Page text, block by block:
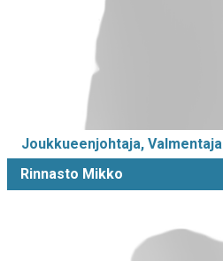
Joukkueenjohtaja, Valmentaja
Rinnasto Mikko